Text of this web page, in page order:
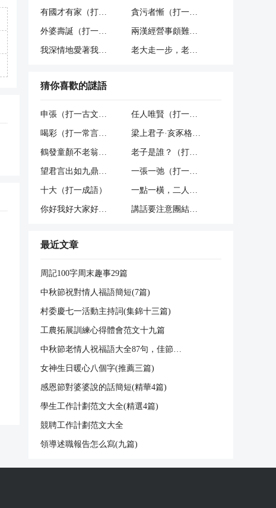
有國才有家（打一成語） 貪污者慚（打一古文句）
外婆壽誕（打一電影名） 兩漢經營事頗難，一朝失卻舊江山（打一人名）
我深情地愛著我的祖國和人民 （打一黨史人） 老大走一步，老二跑一圈， 老三腿最長，跑了六十圈。 （打一物）
猜你喜歡的謎語
申張（打一古文句） 任人唯賢（打一常言俗語）
喝彩（打一常言俗語） 梁上君子·亥豕格（打一文學詞語）
鶴發童顏不老翁（打一人名） 老子是誰？（打一常言俗語）
望君言出如九鼎（打一人名） 一張一弛（打一商品名）
十大（打一成語） 一點一橫，二人相并，劃了十字，沒了性命 （打字一）
你好我好大家好（打一網絡電腦詞語） 講話要注意團結（打一詩詞句）
最近文章
周記100字周末趣事29篇
中秋節祝對情人福語簡短(7篇)
村委慶七一活動主持詞(集錦十三篇)
工農拓展訓練心得體會范文十九篇
中秋節老情人祝福語大全87句，佳節又到中秋，月亮照在當頭。舉杯飲盡美酒，幸福填滿心頭。飯后上街走走，一家歡喜無憂。中秋快樂，事事順心！
女神生日暖心八個字(推薦三篇)
感恩節對婆婆說的話簡短(精華4篇)
學生工作計劃范文大全(精選4篇)
競聘工作計劃范文大全
領導述職報告怎么寫(九篇)